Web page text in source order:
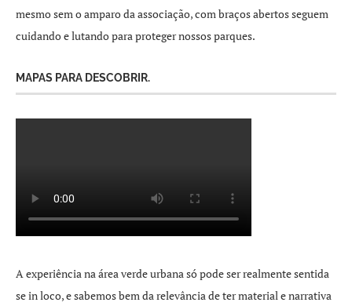
mesmo sem o amparo da associação, com braços abertos seguem
cuidando e lutando para proteger nossos parques.
MAPAS PARA DESCOBRIR.
A experiência na área verde urbana só pode ser realmente sentida
se in loco, e sabemos bem da relevância de ter material e narrativa